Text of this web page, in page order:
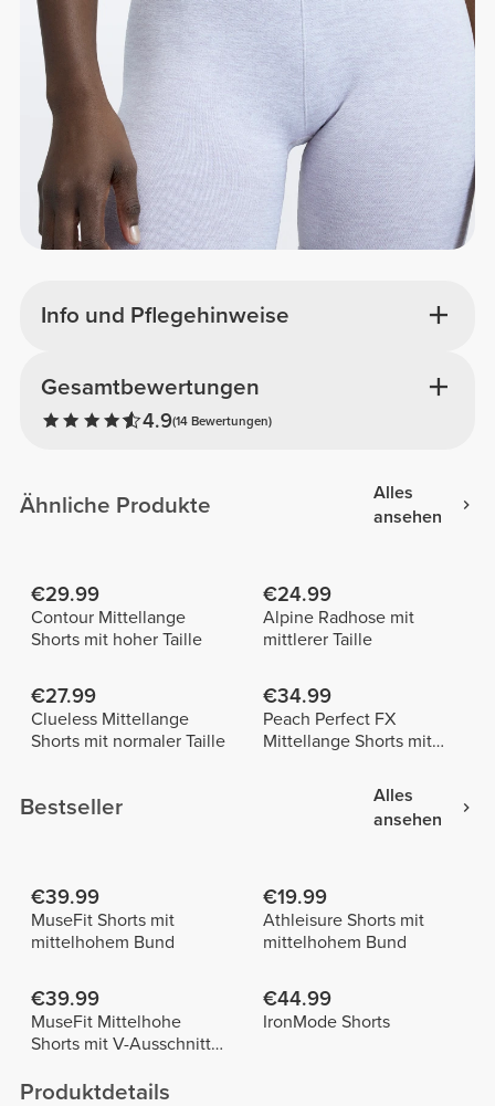
Info und Pflegehinweise
Gesamtbewertungen
4.9(14 Bewertungen)
Ähnliche Produkte
Alles
ansehen
€29.99
Contour Mittellange
Shorts mit hoher Taille
€24.99
Alpine Radhose mit
mittlerer Taille
€27.99
Clueless Mittellange
Shorts mit normaler Taille
€34.99
Peach Perfect FX
Mittellange Shorts mit
Bestseller
Alles
ansehen
€39.99
MuseFit Shorts mit
mittelhohem Bund
€19.99
Athleisure Shorts mit
mittelhohem Bund
€39.99
MuseFit Mittelhohe
Shorts mit V-Ausschnitt
€44.99
IronMode Shorts
Produktdetails